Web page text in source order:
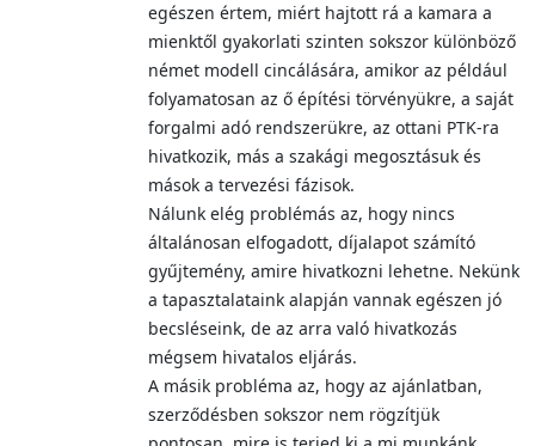
egészen értem, miért hajtott rá a kamara a
mienktől gyakorlati szinten sokszor különböző
német modell cincálására, amikor az például
folyamatosan az ő építési törvényükre, a saját
forgalmi adó rendszerükre, az ottani PTK-ra
hivatkozik, más a szakági megosztásuk és
mások a tervezési fázisok.
Nálunk elég problémás az, hogy nincs
általánosan elfogadott, díjalapot számító
gyűjtemény, amire hivatkozni lehetne. Nekünk
a tapasztalataink alapján vannak egészen jó
becsléseink, de az arra való hivatkozás
mégsem hivatalos eljárás.
A másik probléma az, hogy az ajánlatban,
szerződésben sokszor nem rögzítjük